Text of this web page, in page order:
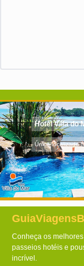
Hotel Villa do
Único localizado
Conheça os
passeios hotéis e
incrível.